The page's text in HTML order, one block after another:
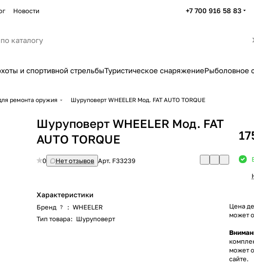
Новости +7 700 916 58 83
и спортивной стрельбыТуристическое снаряжениеРыболовное
ремонта оружия Шуруповерт WHEELER Мод. FAT AUTO TORQUE
Шуруповерт WHEELER Мод. FAT
AUTO TORQUE
0 Нет отзывов Арт. F33239
Характеристики
Бренд ? : WHEELER
Тип товара: Шуруповерт
Цена
может
может
сайте.